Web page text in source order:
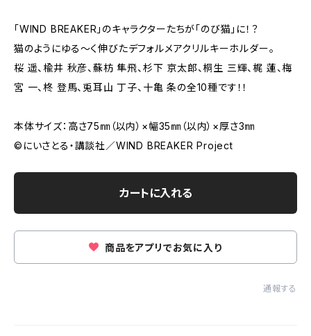
「WIND BREAKER」のキャラクターたちが「のび猫」に！？
猫のようにゆる〜く伸びたデフォルメアクリルキーホルダー。
桜 遥、楡井 秋彦、蘇枋 隼飛、杉下 京太郎、桐生 三輝、梶 蓮、梅
宮 一、柊 登馬、兎耳山 丁子、十亀 条の全10種です！！
本体サイズ：高さ75㎜（以内）×幅35㎜（以内）×厚さ3㎜
©にいさとる・講談社／WIND BREAKER Project
カートに入れる
商品をアプリでお気に入り
通報する